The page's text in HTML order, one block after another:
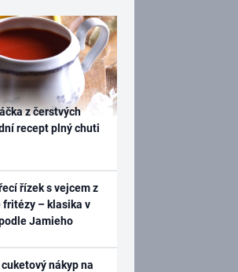
z čerstvých
recept plný chuti
řízek s vejcem z
fritézy – klasika v
Jamieho
nákyp na